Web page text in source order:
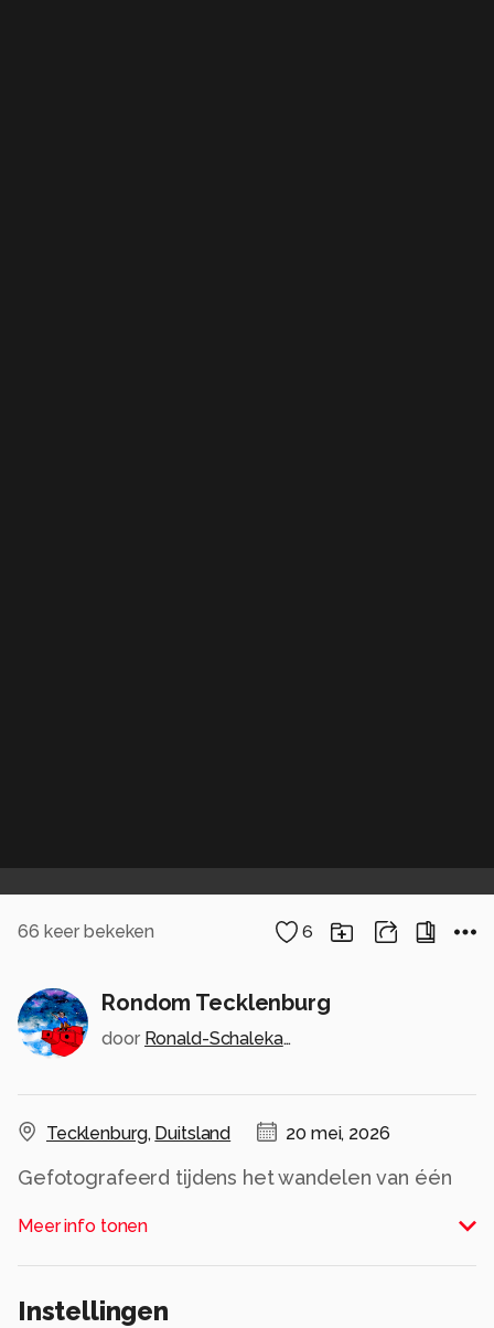
66 keer bekeken 6
Rondom Tecklenburg
door Ronald-Schalekamp
Tecklenburg, Duitsland 20 mei, 2026
Gefotografeerd tijdens het wandelen van één
Meer info tonen
Instellingen